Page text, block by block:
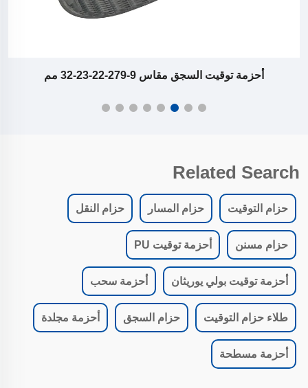
أحزمة توقيت السجق مقاس 9-279-22-23-32 مم
Related Search
حزام التوقيت حزام المسار حزام النقل
حزام مسنن أحزمة توقيت PU
أحزمة توقيت بولي يوريثان أحزمة سحب
طلاء حزام التوقيت حزام السجق أحزمة مجلدة
أحزمة مسطحة